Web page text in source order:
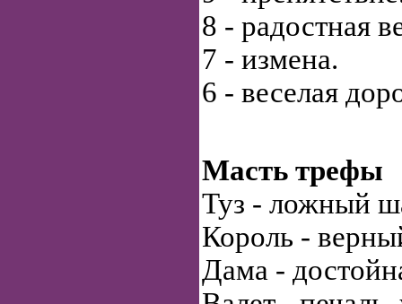
8 - радостная
7 - измена.
6 - веселая
Масть трефы
Туз - ложный
Король -
Дама -